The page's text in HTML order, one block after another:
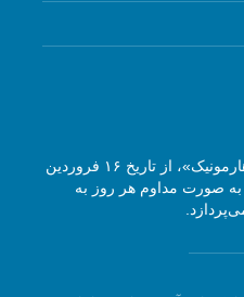
مجله آنلاین موسیقی «گفتگوی هارمونیک»، از تاریخ ۱۶ فروردین
به صورت مداوم هر روز به